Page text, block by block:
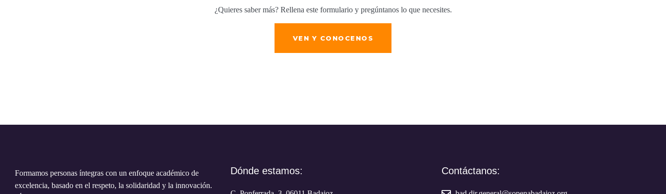
¿Quieres saber más? Rellena este formulario y pregúntanos lo que necesites.
VEN Y CONOCENOS
Formamos personas íntegras con un enfoque académico de
excelencia, basado en el respeto, la solidaridad y la innovación.
Dónde estamos: Contáctanos: